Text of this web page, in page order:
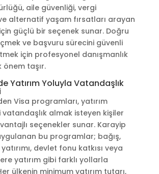
aile güvenliği, vergi
alternatif yaşam fırsatları arayan
güçlü bir seçenek sunar. Doğru
ve başvuru sürecini güvenli
için profesyonel danışmanlık
taşır.
Yatırım Yoluyla Vatandaşlık
Visa programları, yatırım
almak isteyen kişiler
seçenekler sunar. Karayip
bu programlar; bağış,
devlet fonu katkısı veya
yatırım gibi farklı yollarla
ülkenin minimum yatırım tutarı,